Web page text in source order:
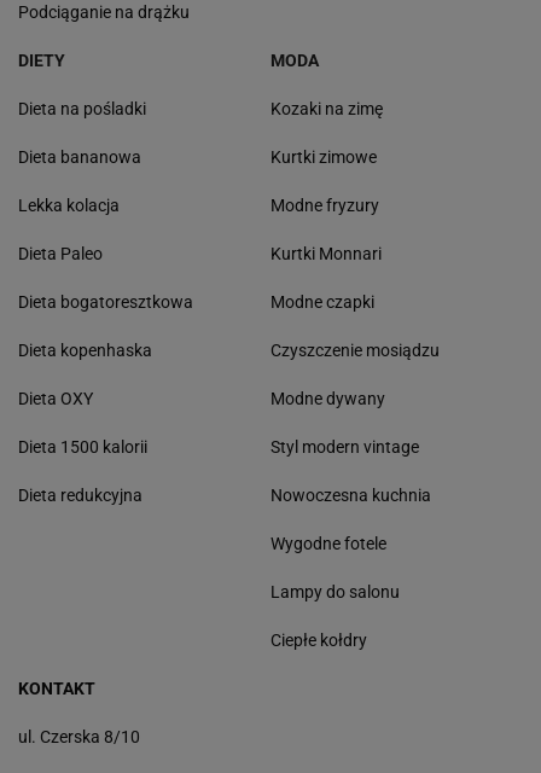
Podciąganie na drążku
DIETY
Dieta na pośladki
Dieta bananowa
Lekka kolacja
Dieta Paleo
Dieta bogatoresztkowa
Dieta kopenhaska
Dieta OXY
Dieta 1500 kalorii
Dieta redukcyjna
MODA
Kozaki na zimę
Kurtki zimowe
Modne fryzury
Kurtki Monnari
Modne czapki
Czyszczenie mosiądzu
Modne dywany
Styl modern vintage
Nowoczesna kuchnia
Wygodne fotele
Lampy do salonu
Ciepłe kołdry
KONTAKT
ul. Czerska 8/10